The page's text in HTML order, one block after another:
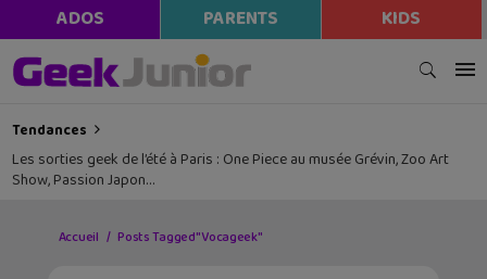
ADOS PARENTS KIDS
Tendances
Les sorties geek de l’été à Paris : One Piece au musée Grévin, Zoo Art
Show, Passion Japon…
Accueil Posts Tagged "Vocageek"